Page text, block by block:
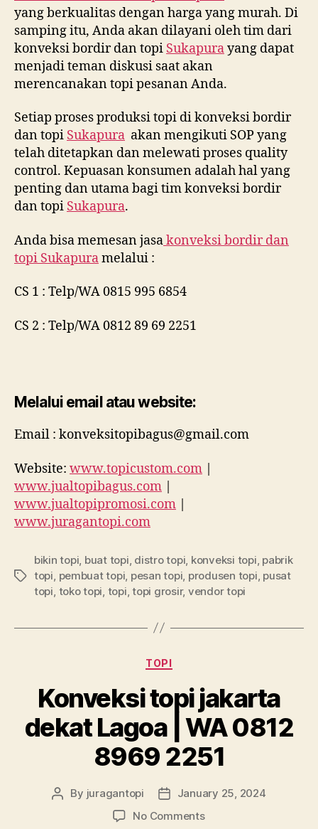
yang berkualitas dengan harga yang murah. Di
samping itu, Anda akan dilayani oleh tim dari
konveksi bordir dan topi Sukapurayang dapat
menjadi teman diskusi saat akan
merencanakan topi pesanan Anda.
Setiap proses produksi topi di konveksi bordir
dan topi Sukapura akan mengikuti SOP yang
telah ditetapkan dan melewati proses quality
control. Kepuasan konsumen adalah hal yang
penting dan utama bagi tim konveksi bordir
dan topi Sukapura.
Anda bisa memesan jasakonveksi bordir dan
topi Sukapuramelalui :
CS 1 : Telp/WA 0815 995 6854
CS 2 : Telp/WA 0812 89 69 2251
Melalui email atau website:
Email : konveksitopibagus@gmail.com
Website: www.topicustom.com |
www.jualtopibagus.com |
www.jualtopipromosi.com |
www.juragantopi.com
Tags
bikin topi buat topi distro topi konveksi topi pabrik
topi pembuat topi pesan topi produsen topi pusat
topi toko topi topi ,topi grosir, vendor topi
Categories
TOPI
Konveksi topi jakarta
dekat Lagoa | WA 0812
8969 2251
Post
By juragantopi
PostJanuary 25, 2024
No Commentson